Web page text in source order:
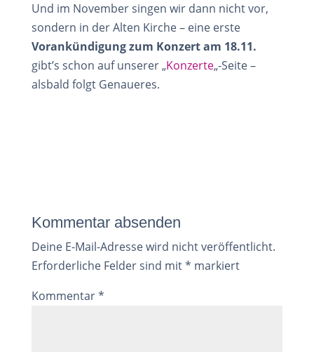
Und im November singen wir dann nicht vor,
sondern in der Alten Kirche – eine erste
Vorankündigung zum Konzert am 18.11.
gibt’s schon auf unserer „Konzerte„-Seite –
alsbald folgt Genaueres.
Kommentar absenden
Deine E-Mail-Adresse wird nicht veröffentlicht.
Erforderliche Felder sind mit* markiert
Kommentar*